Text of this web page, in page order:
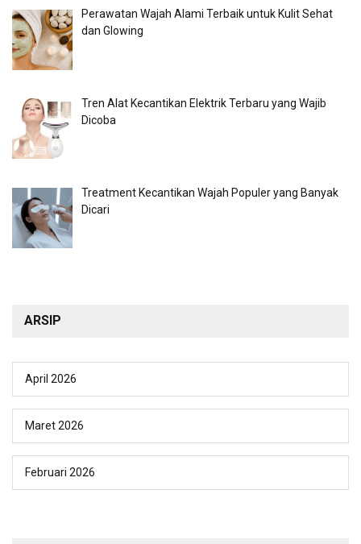
Perawatan Wajah Alami Terbaik untuk Kulit Sehat
dan Glowing
Tren Alat Kecantikan Elektrik Terbaru yang Wajib
Dicoba
Treatment Kecantikan Wajah Populer yang Banyak
Dicari
ARSIP
April 2026
Maret 2026
Februari 2026